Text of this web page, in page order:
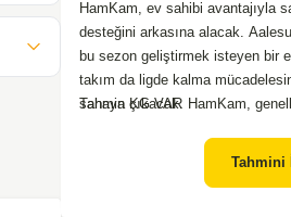
HamKam, ev sahibi avantajıyla
desteğini arkasına alacak.
bu sezon geliştirmek isteyen bir
takım da ligde kalma
sahaya çıkacak. HamKam,
maçta belirleyici unsurlardan biri
Tahmin KG VAR
Tahmini